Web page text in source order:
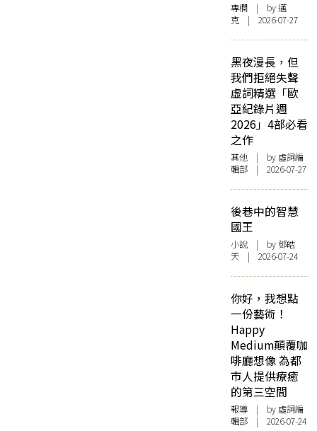
專欄 | by邁
克 | 2026-07-27
黑夜漫長，但
我們拒絕失聲
虛詞精選「歐
亞紀錄片週
2026」4部必看
之作
其他 | by 虛詞編
輯部 | 2026-07-27
後巷中的智慧
國王
小說 | by 鄧皓
天 | 2026-07-24
你好，我想點
一份藝術！
Happy
Medium顛覆咖
啡廳想像 為都
市人提供療癒
的第三空間
報導 | by 虛詞編
輯部 | 2026-07-24